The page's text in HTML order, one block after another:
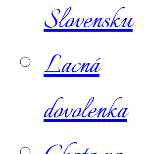
Slovensku
Lacná
dovolenka